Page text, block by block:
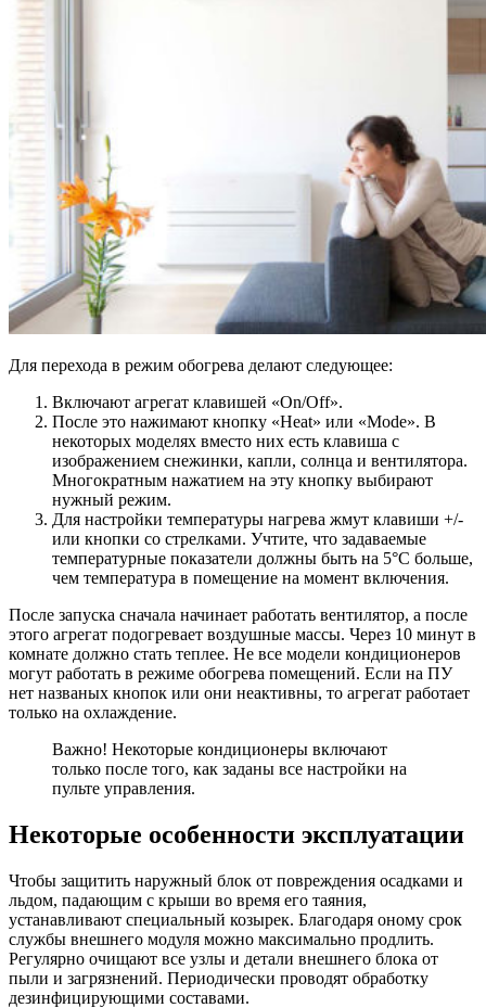
Для перехода в режим обогрева делают следующее:
Включают агрегат клавишей «On/Off».
После это нажимают кнопку «Heat» или «Mode». В
некоторых моделях вместо них есть клавиша с
изображением снежинки, капли, солнца и вентилятора.
Многократным нажатием на эту кнопку выбирают
нужный режим.
Для настройки температуры нагрева жмут клавиши +/-
или кнопки со стрелками. Учтите, что задаваемые
температурные показатели должны быть на 5°С больше,
чем температура в помещение на момент включения.
После запуска сначала начинает работать вентилятор, а после
этого агрегат подогревает воздушные массы. Через 10 минут в
комнате должно стать теплее. Не все модели кондиционеров
могут работать в режиме обогрева помещений. Если на ПУ
нет названых кнопок или они неактивны, то агрегат работает
только на охлаждение.
Важно! Некоторые кондиционеры включают
только после того, как заданы все настройки на
пульте управления.
Некоторые особенности эксплуатации
Чтобы защитить наружный блок от повреждения осадками и
льдом, падающим с крыши во время его таяния,
устанавливают специальный козырек. Благодаря оному срок
службы внешнего модуля можно максимально продлить.
Регулярно очищают все узлы и детали внешнего блока от
пыли и загрязнений. Периодически проводят обработку
дезинфицирующими составами.